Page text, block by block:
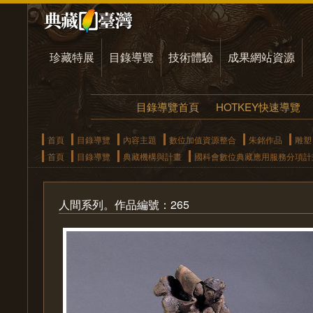
珍藏特展 目錄導覽 技術體驗 成果網站資源
目錄導覽首頁 HOTKEY快速導覽
首頁 目錄導覽 內容主題 數位加值資源整合 朱銘作品
雕塑
首頁
目錄導覽 典藏機構與計畫 國科會數位典藏應用服務分項
人間系列。作品編號：265